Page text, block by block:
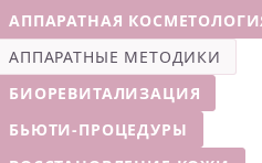
АППАРАТНАЯ
АППАРАТНЫЕ МЕТОДИКИ
БИОРЕВИТАЛИЗАЦИЯ
БЬЮТИ-ПРОЦЕДУРЫ